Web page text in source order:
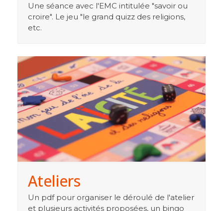
Une séance avec l'EMC intitulée "savoir ou
croire". Le jeu "le grand quizz des religions,
etc.
Ateliers
Un pdf pour organiser le déroulé de l'atelier
et plusieurs activités proposées, un bingo